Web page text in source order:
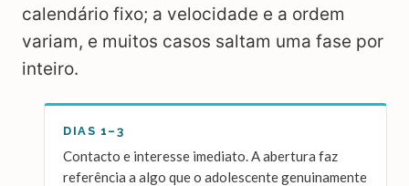
calendário fixo; a velocidade e a ordem
variam, e muitos casos saltam uma fase por
inteiro.
DIAS 1–3
Contacto e interesse imediato. A abertura faz
referência a algo que o adolescente genuinamente